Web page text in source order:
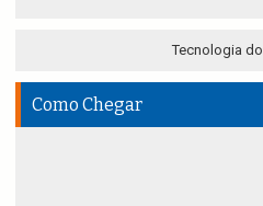
Tecnologia do
Como Chegar